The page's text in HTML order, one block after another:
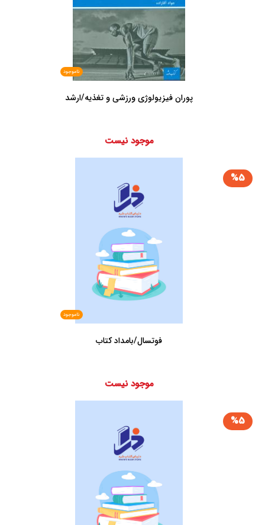
ناموجود
پوران فیزیولوژی ورزشی و تغذیه/ارشد
موجود نیست
%5
ناموجود
فوتسال/بامداد کتاب
موجود نیست
%5